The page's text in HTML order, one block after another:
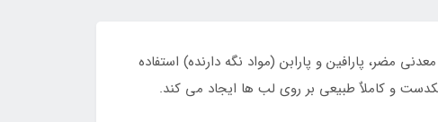
پارافین و پارابن (مواد نگه دارنده) استفاده
و کاملاٌ طبیعی بر روی لب ها ایجاد می کند.